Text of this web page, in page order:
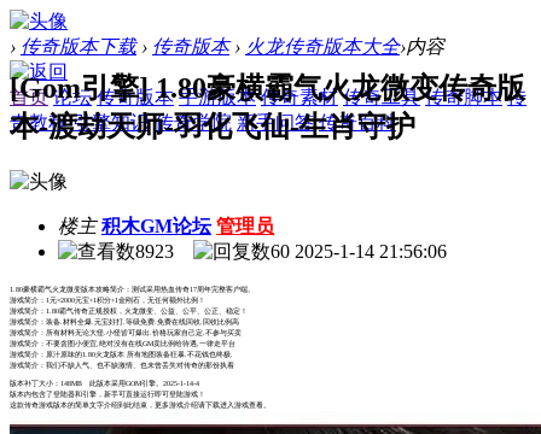
› 传奇版本下载 › 传奇版本 › 火龙传奇版本大全›内容
首页 论坛 传奇版本 手游版本 传奇素材 传奇工具 传奇脚本 传
奇教程 引擎知识 传奇学院 新手问答 传奇百科
[Gom引擎] 1.80豪横霸气火龙微变传奇版
本-渡劫天师-羽化飞仙-生肖守护
楼主 积木GM论坛 管理员
8923
60 2025-1-14 21:56:06
1.80豪横霸气火龙微变版本攻略简介：测试采用热血传奇17周年完整客户端。
游戏简介：1元=2000元宝+1积分+1金刚石，无任何额外比例！
游戏简介：1.80霸气传奇正规授权，火龙微变、公益、公平、公正、稳定！
游戏简介：装备.材料全爆.元宝好打.等级免费.免费在线回收.回收比例高
游戏简介：所有材料无论大怪.小怪皆可爆出.价格玩家自己定.不参与买卖
游戏简介：不要贪图小便宜,绝对没有在线GM卖比例给待遇,一律走平台
游戏简介：原汁原味的1.80火龙版本 所有地图装备狂暴.不花钱也终极.
游戏简介：我们不缺人气、也不缺激情、也未曾丢失对传奇的那份执着
版本补丁大小：148MB 此版本采用GOM引擎。2025-1-14-4
版本内包含了登陆器和引擎，新手可直接运行即可登陆游戏！
这款传奇游戏版本的简单文字介绍到此结束，更多游戏介绍请下载进入游戏查看。